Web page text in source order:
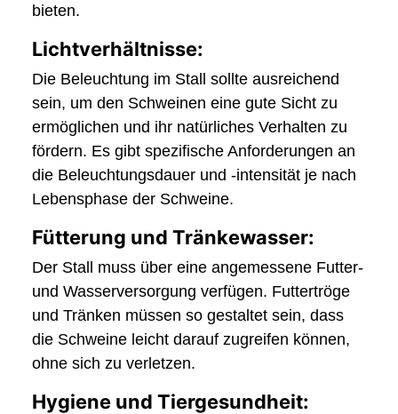
bieten.
Lichtverhältnisse:
Die Beleuchtung im Stall sollte ausreichend
sein, um den Schweinen eine gute Sicht zu
ermöglichen und ihr natürliches Verhalten zu
fördern. Es gibt spezifische Anforderungen an
die Beleuchtungsdauer und -intensität je nach
Lebensphase der Schweine.
Fütterung und Tränkewasser:
Der Stall muss über eine angemessene Futter-
und Wasserversorgung verfügen. Futtertröge
und Tränken müssen so gestaltet sein, dass
die Schweine leicht darauf zugreifen können,
ohne sich zu verletzen.
Hygiene und Tiergesundheit: